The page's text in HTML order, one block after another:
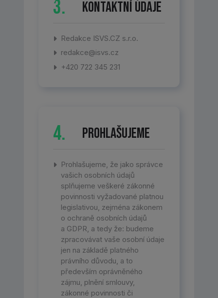
3. Kontaktní údaje
Redakce ISVS.CZ s.r.o.
redakce@isvs.cz
+420 722 345 231
4. Prohlašujeme
Prohlašujeme, že jako správce
vašich osobních údajů
splňujeme veškeré zákonné
povinnosti vyžadované platnou
legislativou, zejména zákonem
o ochraně osobních údajů
a GDPR, a tedy že: budeme
zpracovávat vaše osobní údaje
jen na základě platného
právního důvodu, a to
především oprávněného
zájmu, plnění smlouvy,
zákonné povinnosti či